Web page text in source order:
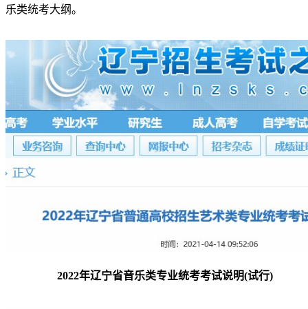
乐类统考大纲。
2022年辽宁省音乐类专业统考考试说明(试行)